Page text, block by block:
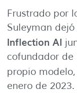
Frustrado por
Suleyman
Inflection AI
cofundador de
propio modelo,
enero de